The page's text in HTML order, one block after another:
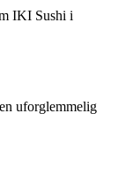
IKI Sushi i
uforglemmelig